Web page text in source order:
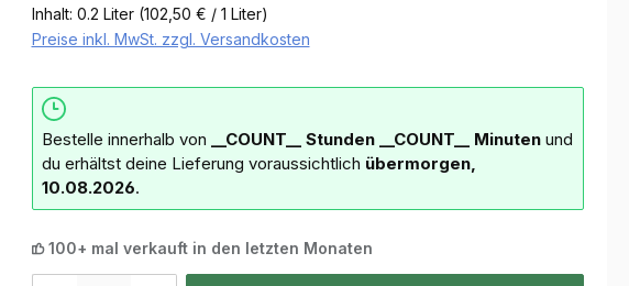
Inhalt: 0.2 Liter (102,50 € / 1 Liter)
Preise inkl. MwSt. zzgl. Versandkosten
Bestelle innerhalb von __COUNT__ Stunden __COUNT__ Minuten und
du erhältst deine Lieferung voraussichtlich übermorgen,
10.08.2026.
100+ mal verkauft in den letzten Monaten